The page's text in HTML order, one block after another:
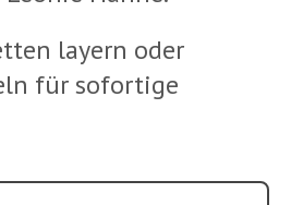
layern oder
für sofortige